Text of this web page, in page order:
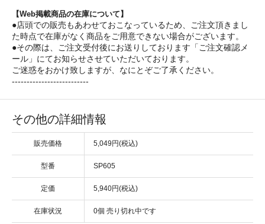
【Web掲載商品の在庫について】
●店頭での販売もあわせておこなっているため、ご注文頂きまし
た時点で在庫がなく商品をご用意できない場合がございます。
●その際は、ご注文受付後にお送りしております「ご注文確認メ
ール」にてお知らせさせていただいております。
ご迷惑をおかけ致しますが、なにとぞご了承ください。
--------------------------
その他の詳細情報
販売価格 5,049円(税込)
型番 SP605
定価 5,940円(税込)
在庫状況 0個 売り切れ中です